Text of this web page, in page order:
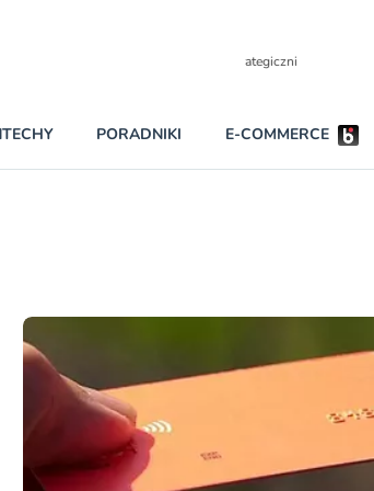
PRAWO
RAPORTY SPECJALNE
PORADNIKI E-COMMERCE